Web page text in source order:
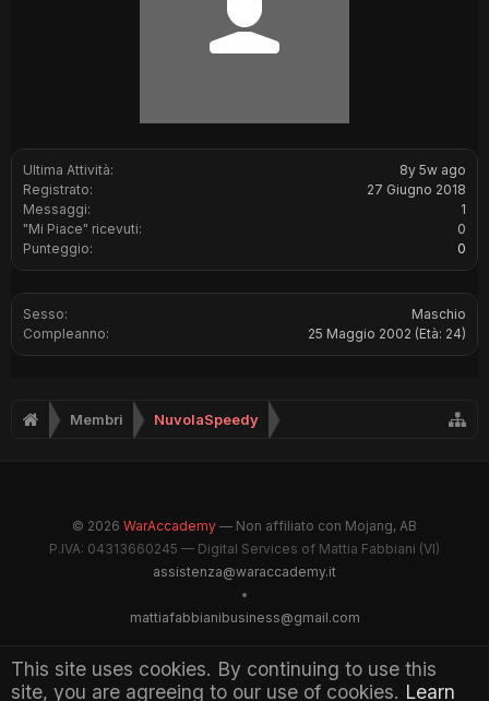
This site uses cookies. By continuing to use this
site, you are agreeing to our use of cookies. Learn
Ultima Attività:
8y 5w ago
Registrato:
27 Giugno 2018
Messaggi:
1
"Mi Piace" ricevuti:
0
Punteggio:
0
Sesso:
Maschio
Compleanno:
25 Maggio 2002 (Età: 24)
Membri NuvolaSpeedy
© 2026 WarAccademy — Non affiliato con Mojang, AB
P.IVA: 04313660245 — Digital Services of Mattia Fabbiani (VI)
assistenza@waraccademy.it
•
mattiafabbianibusiness@gmail.com
@GhostFabbyz
Maintained by WarAccademy Administrators